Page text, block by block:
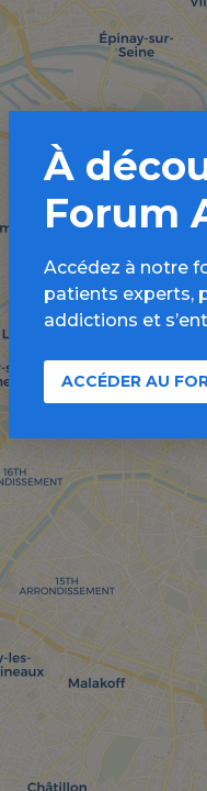
À
Forum
Accédez à notre
patients experts,
addictions et
ACCÉDER AU